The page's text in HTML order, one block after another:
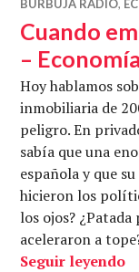
BURBUJA RADIO,
Cuando
–
Hoy hablamos
inmobiliaria de
peligro. En
sabía que una
española y que
hicieron los
los ojos?
aceleraron a
Seguir leyendo